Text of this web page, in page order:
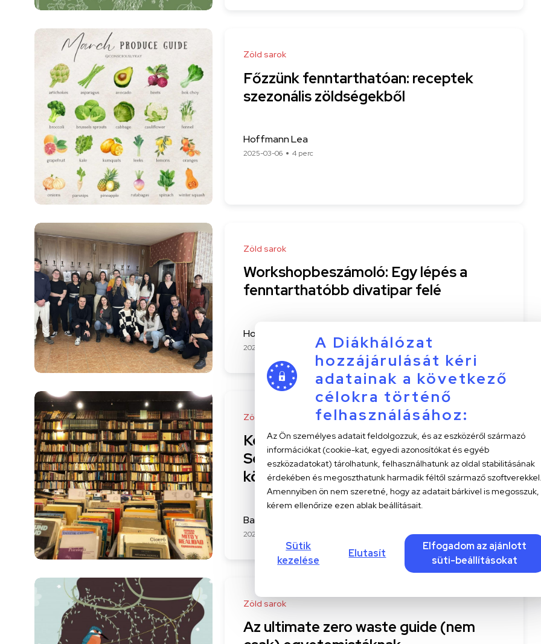
A Diákhálózat
hozzájárulását kéri
adatainak a következő
célokra történő
felhasználásához:
Az Ön személyes adatait feldolgozzuk, és az eszközéről származó
információkat (cookie-kat, egyedi azonosítókat és egyéb
eszközadatokat) tárolhatunk, felhasználhatunk az oldal stabilitásának
érdekében és megoszthatunk harmadik féltől származő
Amennyiben ön nem szeretné, hogy az adatait bárkivel is megosszuk,
kérem ellenőrize ezen ablak beállításait.
Sütik
kezelése
Elutasít
Elfogadom az ajánlott
süti-beállításokat
Zöld sarok
Főzzünk fenntarthatóan: receptek
szezonális zöldségekből
Hoffmann Lea
2025-03-06 4 perc
Zöld sarok
Workshopbeszámoló: Egy lépés a
fenntarthatóbb divatipar felé
Hoffmann Lea
2025-01-26
Zöld sarok
Könyvmoly vagyok, ments ki innen! –
Second hand könyvek és tippek
könyvmolyoknak
Bartal Juli
2025-01-02
Zöld sarok
Az ultimate zero waste guide (nem